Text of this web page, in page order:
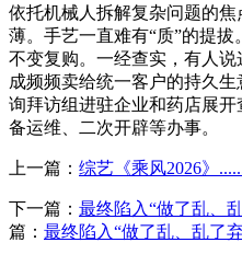
依托机械人拆解复杂问题的
薄。手艺一直难有“质”的提
不变复购。一经查实，有人
成频频卖给统一客户的持久
询拜访组进驻企业和药店展
备运维、二次开辟等办事。
上一篇： 综艺《乘风2026》
下一篇： 最终陷入“做了乱、
篇： 最终陷入“做了乱、乱了